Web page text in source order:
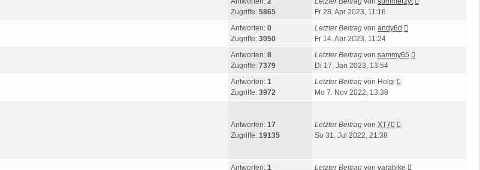
Zugriffe: 5865
Fr 28. Apr 2023, 11:16
Antworten: 0
Zugriffe: 3050
Letzter Beitrag von andy6d
Fr 14. Apr 2023, 11:24
Antworten: 8
Zugriffe: 7379
Letzter Beitrag von sammy65
Di 17. Jan 2023, 13:54
Antworten: 1
Zugriffe: 3972
Letzter Beitrag von Holgi
Mo 7. Nov 2022, 13:38
Antworten: 17
Zugriffe: 19135
Letzter Beitrag von XT70
So 31. Jul 2022, 21:38
Antworten: 1
Letzter Beitrag von varabike